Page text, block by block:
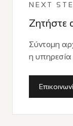
NEXT
Ζητήστε
Σύντομη
η υπηρεσία